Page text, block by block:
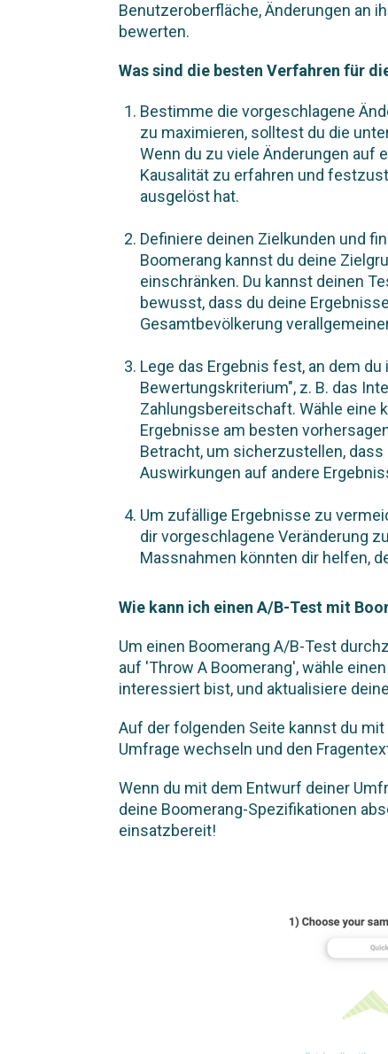
Benutzeroberfläche, Änderungen an
bewerten.
Was sind die besten Verfahren für
Bestimme die vorgeschlagene
zu maximieren, solltest du die
Wenn du zu viele Änderungen auf
Kausalität zu erfahren und
ausgelöst hat.
Definiere deinen Zielkunden und
Boomerang kannst du deine
einschränken. Du kannst deinen
bewusst, dass du deine
Gesamtbevölkerung
Lege das Ergebnis fest, an dem
Bewertungskriterium", z. B. das
Zahlungsbereitschaft. Wähle eine
Ergebnisse am besten
Betracht, um sicherzustellen,
Auswirkungen auf andere
Um zufällige Ergebnisse zu
dir vorgeschlagene Veränderung
Massnahmen könnten dir helfen,
Wie kann ich einen A/B-Test mit
Um einen Boomerang A/B-Test
auf 'Throw A Boomerang', wähle
interessiert bist, und aktualisiere
Auf der folgenden Seite kannst du
Umfrage wechseln und den
Wenn du mit dem Entwurf deiner
deine Boomerang-Spezifikationen
einsatzbereit!